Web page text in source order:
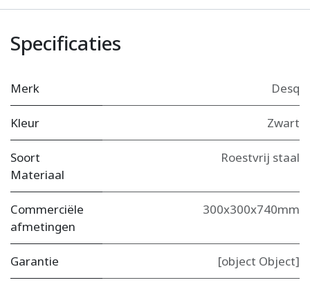
Specificaties
Merk Desq
Kleur Zwart
Soort
Materiaal
Roestvrij staal
Commerciële
afmetingen
300x300x740mm
Garantie [object Object]